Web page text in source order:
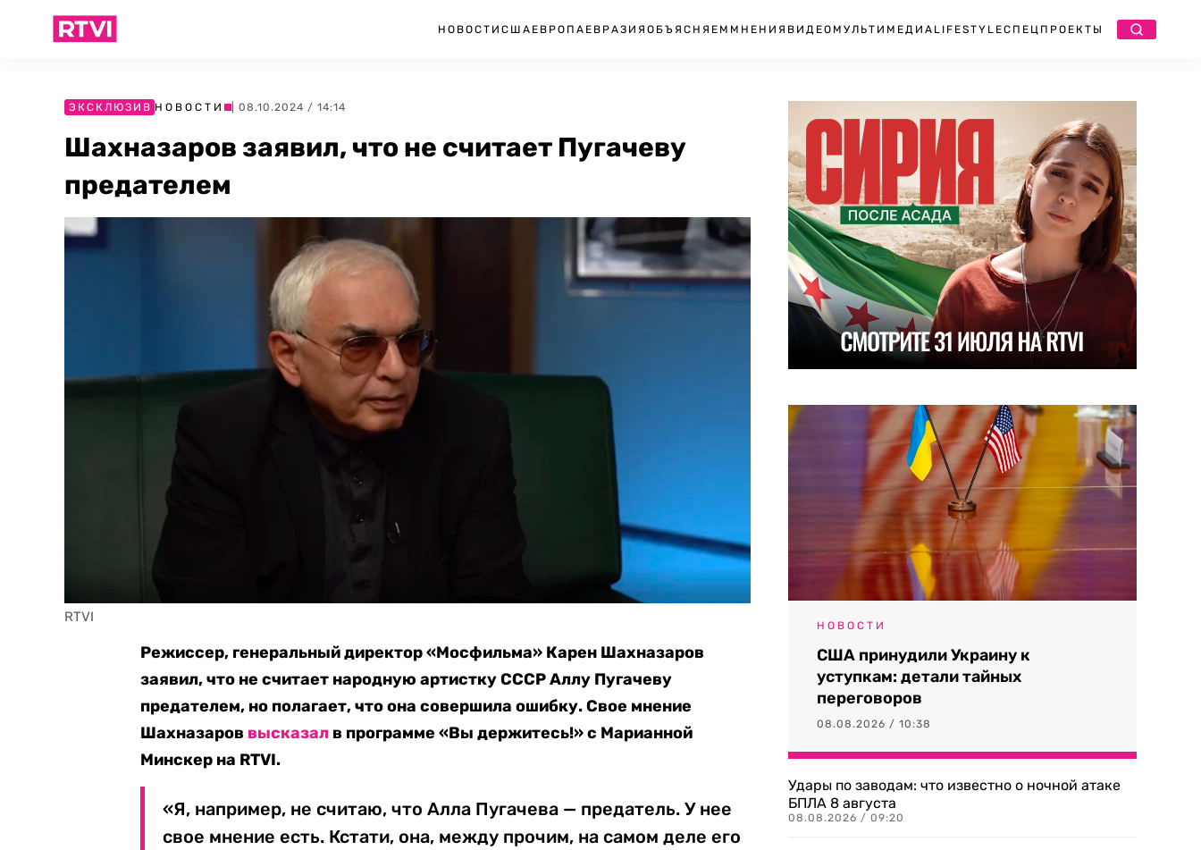
НОВОСТИ США ЕВРОПА ЕВРАЗИЯ ОБЪЯСНЯЕМ МНЕНИЯ ВИДЕО МУЛЬТИМЕДИА LIFESTYLEСПЕЦПРОЕКТЫ
ЭКСКЛЮЗИВ НОВОСТИ | 08.10.2024 / 14:14
Шахназаров заявил, что не считает Пугачеву
предателем
RTVI
Режиссер, генеральный директор «Мосфильма» Карен Шахназаров
заявил, что не считает народную артистку СССР Аллу Пугачеву
предателем, но полагает, что она совершила ошибку. Свое мнение
Шахназаров высказал в программе «Вы держитесь!» с Марианной
Минскер на RTVI.
«Я, например, не считаю, что Алла Пугачева — предатель. У нее
свое мнение есть. Кстати, она, между прочим, на самом деле его
НОВОСТИ
США принудили Украину к
уступкам: детали тайных
переговоров
08.08.2026 / 10:38
Удары по заводам: что известно о ночной атаке
БПЛА 8 августа
08.08.2026 / 09:20